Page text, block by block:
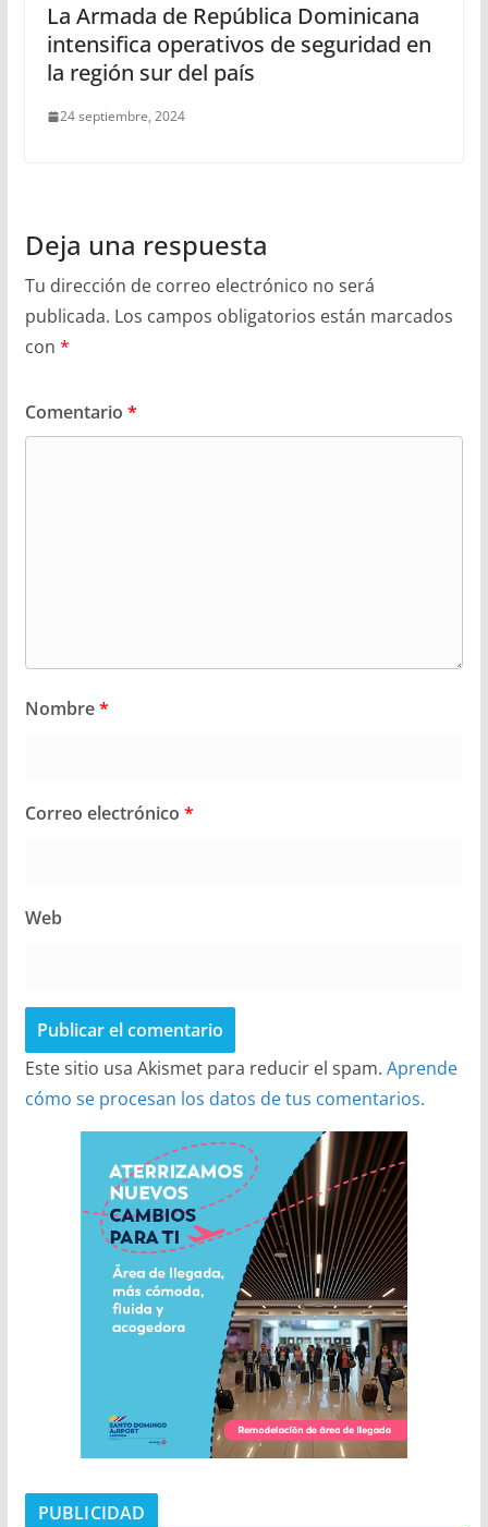
La Armada de República Dominicana
intensifica operativos de seguridad en
la región sur del país
24 septiembre, 2024
Deja una respuesta
Tu dirección de correo electrónico no será
publicada. Los campos obligatorios están marcados
con *
Comentario *
Nombre*
Correo electrónico *
Web
Este sitio usa Akismet para reducir el spam. Aprende
cómo se procesan los datos de tus comentarios.
PUBLICIDAD